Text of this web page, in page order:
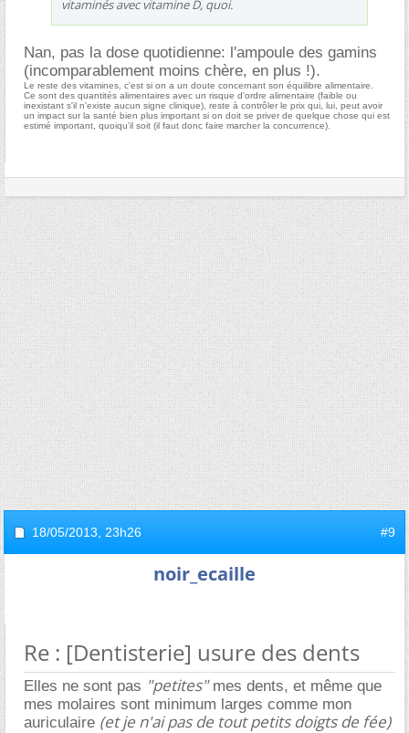
vitaminés avec vitamine D, quoi.
Nan, pas la dose quotidienne: l'ampoule des gamins
(incomparablement moins chère, en plus !).
Le reste des vitamines, c'est si on a un doute concernant son équilibre alimentaire.
Ce sont des quantités alimentaires avec un risque d'ordre alimentaire (faible ou
inexistant s'il n'existe aucun signe clinique), reste à contrôler le prix qui, lui, peut avoir
un impact sur la santé bien plus important si on doit se priver de quelque chose qui est
estimé important, quoiqu'il soit (il faut donc faire marcher la concurrence).
18/05/2013, 23h26 #9
noir_ecaille
Re : [Dentisterie] usure des dents
Elles ne sont pas "petites"mes dents, et même que
mes molaires sont minimum larges comme mon
auriculaire (et je n'ai pas de tout petits doigts de fée)